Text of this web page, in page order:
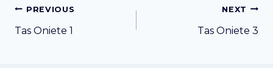
Post
navigation
PREVIOUS
Tas Oniete 1
NEXT
Tas Oniete 3